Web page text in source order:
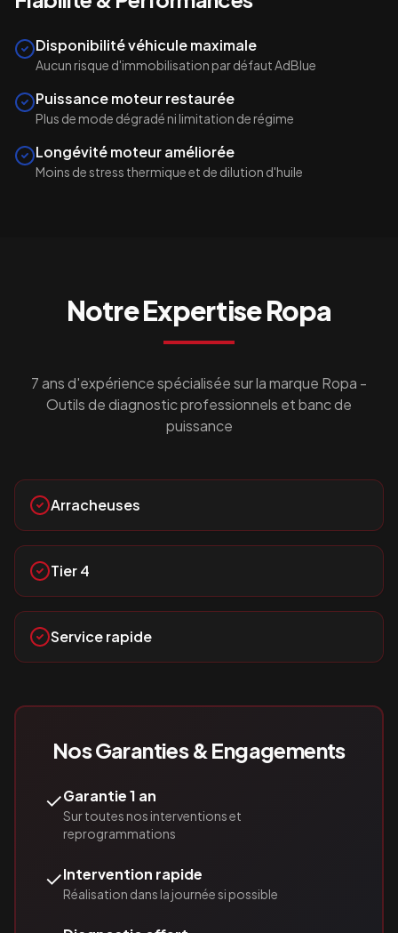
Disponibilité véhicule maximale
Aucun risque d'immobilisation par défaut AdBlue
Puissance moteur restaurée
Plus de mode dégradé ni limitation de régime
Longévité moteur améliorée
Moins de stress thermique et de dilution d'huile
Notre ExpertiseRopa
7 ans d'expérience spécialisée sur la marque Ropa -
Outils de diagnostic professionnels et banc de
puissance
Arracheuses
Tier 4
Service rapide
Nos Garanties & Engagements
✓Garantie 1 an
Sur toutes nos interventions et
reprogrammations
✓Intervention rapide
Réalisation dans la journée si possible